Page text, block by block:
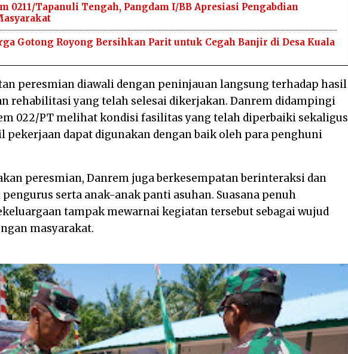
0211/Tapanuli Tengah, Pangdam I/BB Apresiasi Pengabdian
Gotong Royong Bersihkan Parit untuk Cegah Banjir di Desa Kuala
peresmian diawali dengan peninjauan langsung terhadap hasil
rehabilitasi yang telah selesai dikerjakan. Danrem didampingi
022/PT melihat kondisi fasilitas yang telah diperbaiki sekaligus
pekerjaan dapat digunakan dengan baik oleh para penghuni
peresmian, Danrem juga berkesempatan berinteraksi dan
serta anak-anak panti asuhan. Suasana penuh
tampak mewarnai kegiatan tersebut sebagai wujud
masyarakat.